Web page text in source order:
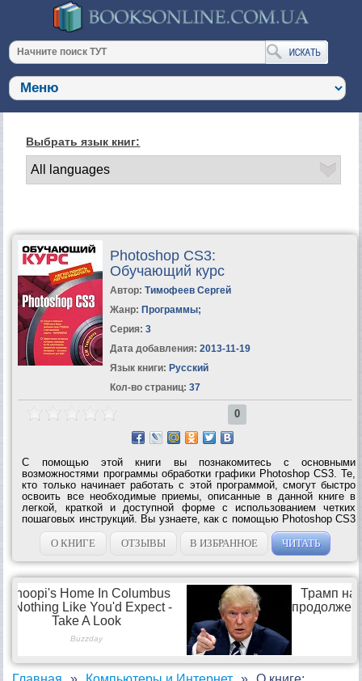
Выбрать язык книг:
Photoshop CS3:
Обучающий курс
Автор: Тимофеев Сергей
Жанр: Программы;
Серия: 3
Дата добавления: 2013-11-19
Язык книги: Русский
Кол-во страниц: 37
0
С помощью этой книги вы познакомитесь с основными
возможностями программы обработки графики Photoshop CS3. Те,
кто только начинает работать с этой программой, смогут быстро
освоить все необходимые приемы, описанные в данной книге в
легкой, краткой и доступной форме с использованием четких
пошаговых инструкций. Вы узнаете, как с помощью Photoshop CS3
обработать изображение и подготовить его для печати, работать с
текстовыми объектами и...
О КНИГЕ ОТЗЫВЫ В ИЗБРАННОЕ ЧИТАТЬ